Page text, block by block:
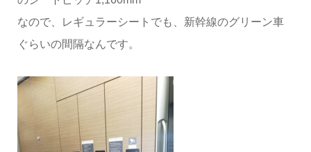
なので、レギュラーシートでも、新幹線のグリーン車
ぐらいの間隔なんです。